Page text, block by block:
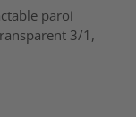
paroi
3/1,